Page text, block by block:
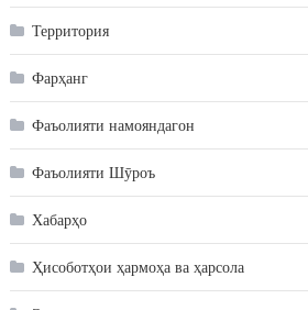
Территория
Фарҳанг
Фаъолияти намояндагон
Фаъолияти Шӯроъ
Хабарҳо
Ҳисоботҳои ҳармоҳа ва ҳарсола